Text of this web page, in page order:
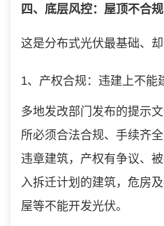
四、底层风控：屋顶不合
这是分布式光伏最基础、却
1、产权合规：违建上不能
多地发改部门发布的提示
所必须合法合规、手续齐
违章建筑，产权有争议、
入拆迁计划的建筑，危房
屋等不能开发光伏。